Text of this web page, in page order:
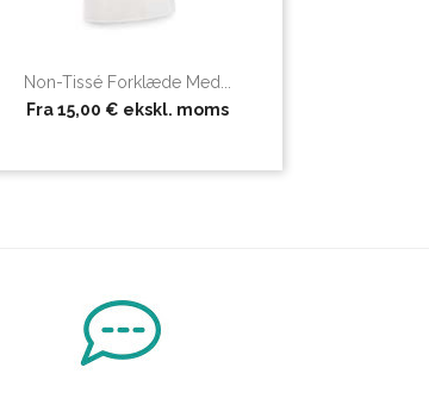
Non-Tissé Forklæde Med...
Fra15,00 € ekskl. moms